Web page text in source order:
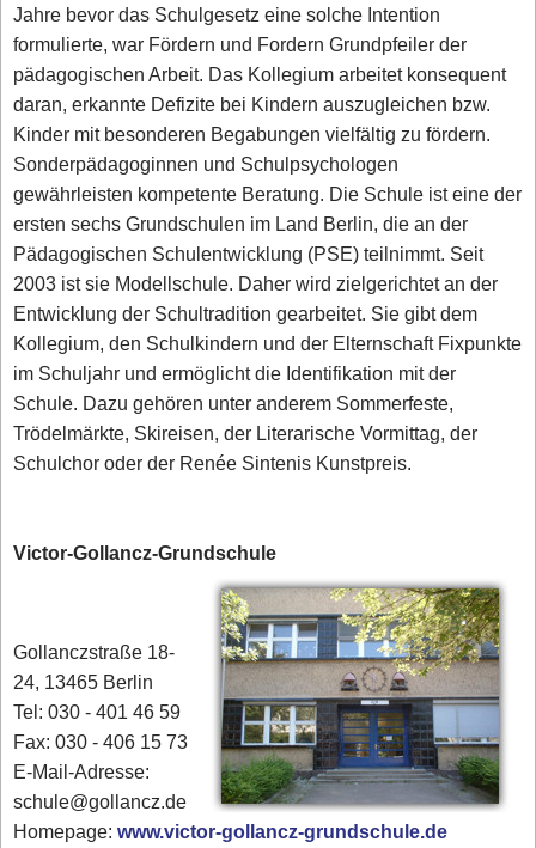
Jahre bevor das Schulgesetz eine solche Intention
formulierte, war Fördern und Fordern Grundpfeiler der
pädagogischen Arbeit. Das Kollegium arbeitet konsequent
daran, erkannte Defizite bei Kindern auszugleichen bzw.
Kinder mit besonderen Begabungen vielfältig zu fördern.
Sonderpädagoginnen und Schulpsychologen
gewährleisten kompetente Beratung. Die Schule ist eine der
ersten sechs Grundschulen im Land Berlin, die an der
Pädagogischen Schulentwicklung (PSE) teilnimmt. Seit
2003 ist sie Modellschule. Daher wird zielgerichtet an der
Entwicklung der Schultradition gearbeitet. Sie gibt dem
Kollegium, den Schulkindern und der Elternschaft Fixpunkte
im Schuljahr und ermöglicht die Identifikation mit der
Schule. Dazu gehören unter anderem Sommerfeste,
Trödelmärkte, Skireisen, der Literarische Vormittag, der
Schulchor oder der Renée Sintenis Kunstpreis.
Victor-Gollancz-Grundschule
Gollanczstraße 18-
24, 13465 Berlin
Tel: 030 - 401 46 59
Fax: 030 - 406 15 73
E-Mail-Adresse:
schule@gollancz.de
Homepage:www.victor-gollancz-grundschule.de